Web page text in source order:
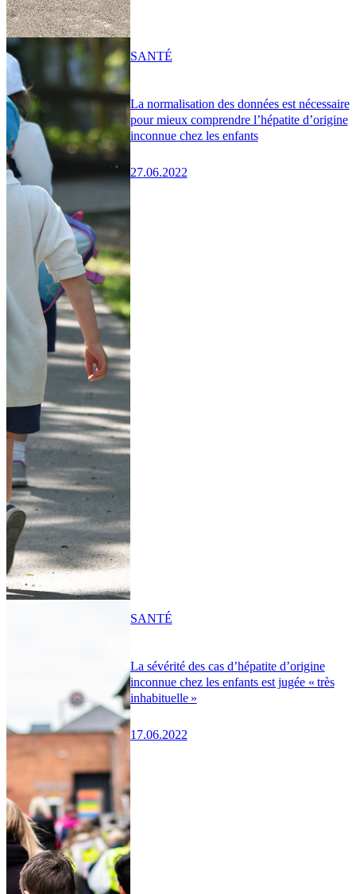
La normalisation des données est nécessaire
pour mieux comprendre l’hépatite d’origine
inconnue chez les enfants
27.06.2022
SANTÉ
La sévérité des cas d’hépatite d’origine
inconnue chez les enfants est jugée « très
inhabituelle »
17.06.2022
SANTÉ